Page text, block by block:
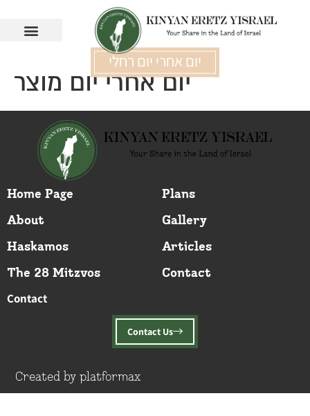
יום אחרי יום מוצר
יום אחרי יום רחלי
Home Page
About
Haskamos
The 28 Mitzvos
Plans
Gallery
Articles
Contact
Contact
Contact Us
Created by platformax